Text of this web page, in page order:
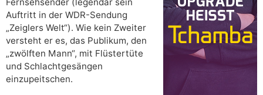
Auftritt in der WDR-Sendung
„Zeiglers Welt“). Wie kein Zweiter
versteht er es, das Publikum, den
„zwölften Mann“, mit Flüstertüte
und Schlachtgesängen
einzupeitschen.